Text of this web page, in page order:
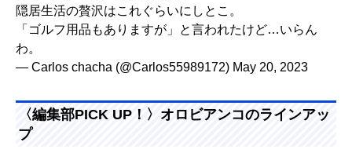
隠居生活の贅沢はこれぐらいにしとこ。
「ゴルフ用品もありますが」と言われたけど…いらん
わ。
— Carlos chacha (@Carlos55989172) May 20, 2023
〈編集部PICK UP！〉オロビアンコのラインアッ
プ